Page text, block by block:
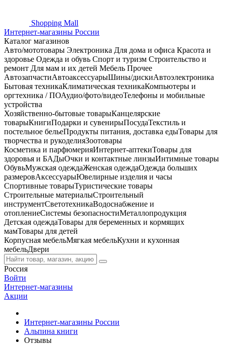
Shopping Mall
Интернет-магазины России
Каталог магазинов
Авто/мототовары Электроника Для дома и офиса Красота и
здоровье Одежда и обувь Спорт и туризм Строительство и
ремонт Для мам и их детей Мебель Прочее
АвтозапчастиАвтоаксессуарыШины/дискиАвтоэлектроника
Бытовая техникаКлиматическая техникаКомпьютеры и
оргтехника / ПОАудио/фото/видеоТелефоны и мобильные
устройства
Хозяйственно-бытовые товарыКанцелярские
товарыКнигиПодарки и сувенирыПосудаТекстиль и
постельное бельеПродукты питания, доставка едыТовары для
творчества и рукоделияЗоотовары
Косметика и парфюмерияИнтернет-аптекиТовары для
здоровья и БАДыОчки и контактные линзыИнтимные товары
ОбувьМужская одеждаЖенская одеждаОдежда больших
размеровАксессуарыЮвелирные изделия и часы
Спортивные товарыТуристические товары
Строительные материалыСтроительный
инструментСветотехникаВодоснабжение и
отоплениеСистемы безопасностиМеталлопродукция
Детская одеждаТовары для беременных и кормящих
мамТовары для детей
Корпусная мебельМягкая мебельКухни и кухонная
мебельДвери
Россия
Войти
Интернет-магазины
Акции
Интернет-магазины России
Альпина книги
Отзывы